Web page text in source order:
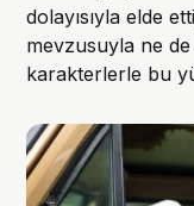
dolayısıyla elde
mevzusuyla ne de
karakterlerle bu